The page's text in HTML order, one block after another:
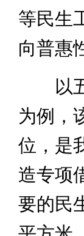
等民生
向普惠
以五
为例，
位，是
造专项
要的民